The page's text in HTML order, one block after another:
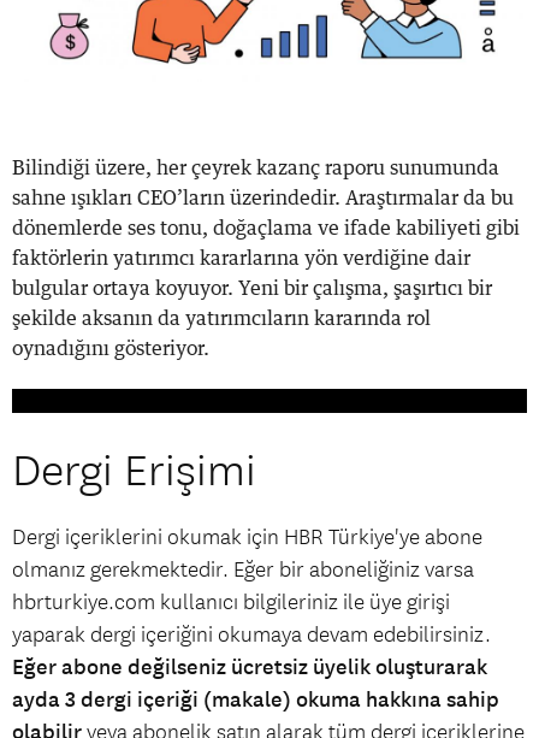
Bilindiği üzere, her çeyrek kazanç raporu sunumunda
sahne ışıkları CEO’ların üzerindedir. Araştırmalar da bu
dönemlerde ses tonu, doğaçlama ve ifade kabiliyeti gibi
faktörlerin yatırımcı kararlarına yön verdiğine dair
bulgular ortaya koyuyor. Yeni bir çalışma, şaşırtıcı bir
şekilde aksanın da yatırımcıların kararında rol
oynadığını gösteriyor.
Dergi Erişimi
Dergi içeriklerini okumak için HBR Türkiye'ye abone
olmanız gerekmektedir. Eğer bir aboneliğiniz varsa
hbrturkiye.com kullanıcı bilgileriniz ile üye girişi
yaparak dergi içeriğini okumaya devam edebilirsiniz.
Eğer abone değilseniz ücretsiz üyelik oluşturarak
ayda 3 dergi içeriği (makale) okuma hakkına sahip
olabilir